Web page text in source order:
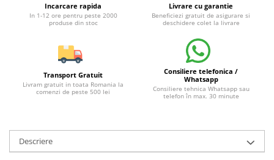
Incarcare rapida
In 1-12 ore pentru peste 2000
produse din stoc
Livrare cu garantie
Beneficiezi gratuit de asigurare si
deschidere colet la livrare
Transport Gratuit
Livram gratuit in toata Romania la
comenzi de peste 500 lei
Consiliere telefonica /
Whatsapp
Consiliere tehnica Whatsapp sau
telefon în max. 30 minute
Descriere